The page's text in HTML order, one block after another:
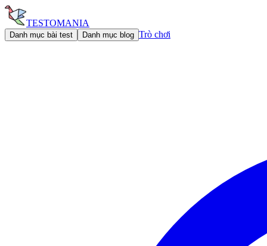
TESTOMANIA
Danh mục bài test Danh mục blog Trò chơi